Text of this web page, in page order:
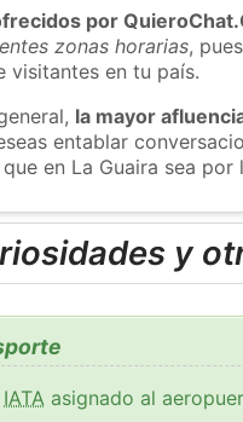
por
zonas horarias,
visitantes en tu país.
la mayor
entablar
en La Guaira sea
y
IATA asignado al